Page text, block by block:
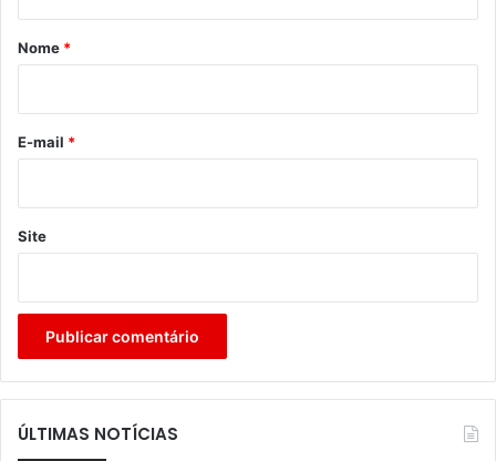
r
*
Nome *
E-mail *
Site
ÚLTIMAS NOTÍCIAS